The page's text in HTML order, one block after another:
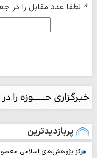
* لطفا عدد مقابل را در
پربازدیدترین
مرکز پژوهش‌های اسلامی